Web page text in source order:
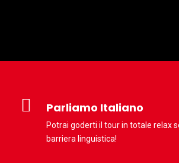
Parliamo Italiano
Potrai goderti il tour in totale relax
barriera linguistica!